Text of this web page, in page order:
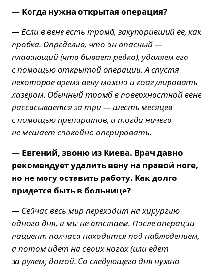
— Когда нужна открытая операция?
— Если в вене есть тромб, закупоривший ее, как
пробка. Определив, что он опасный —
плавающий (что бывает редко), удаляем его
с помощью открытой операции. А спустя
некоторое время вену можно и коагулировать
лазером. Обычный тромб в поверхностной вене
рассасывается за три — шесть месяцев
с помощью препаратов, и тогда ничего
не мешает спокойно оперировать.
— Евгений, звоню из Киева. Врач давно
рекомендует удалить вену на правой ноге,
но не могу оставить работу. Как долго
придется быть в больнице?
— Сейчас весь мир переходит на хирургию
одного дня, и мы не отстаем. После операции
пациент полчаса находится под наблюдением,
а потом идет на своих ногах (или едет
за рулем) домой. Со следующего дня нужно